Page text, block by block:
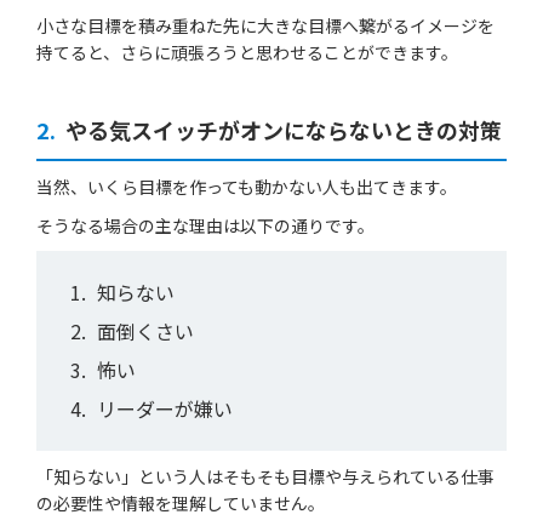
小さな目標を積み重ねた先に大きな目標へ繋がるイメージを
持てると、さらに頑張ろうと思わせることができます。
2. やる気スイッチがオンにならないときの対策
当然、いくら目標を作っても動かない人も出てきます。
そうなる場合の主な理由は以下の通りです。
知らない
面倒くさい
怖い
リーダーが嫌い
「知らない」という人はそもそも目標や与えられている仕事
の必要性や情報を理解していません。